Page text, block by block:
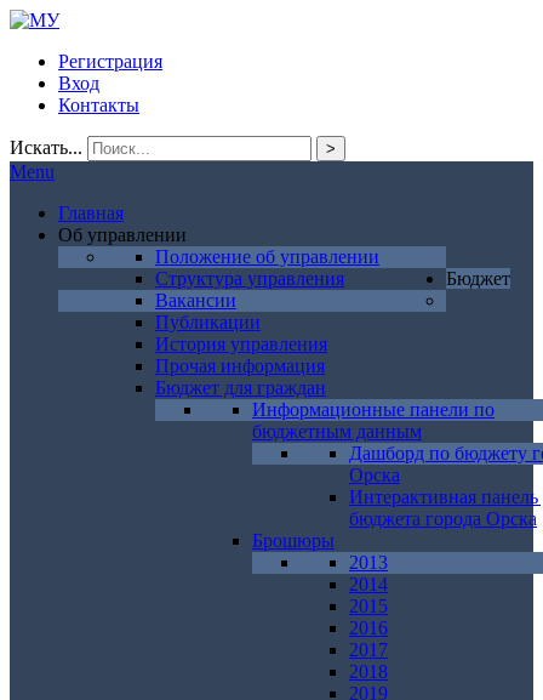
Регистрация
Вход
Контакты
Искать... >
Menu
Главная
Об управлении
Положение об управлении
Структура управления
Вакансии
Публикации
История управления
Прочая информация
Бюджет
Бюджет для граждан
Информационные панели по
бюджетным данным
Дашборд по бюджету
Орска
Интерактивная панель
бюджета города Орска
Брошюры
2013
2014
2015
2016
2017
2018
2019